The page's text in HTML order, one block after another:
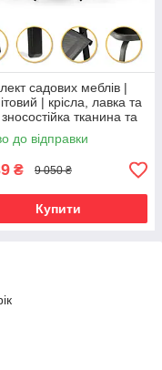
садових меблів |
| крісла, лавка та
зносостійка тканина та
конструкція | LEOBRO
| для
до відправки
₴ 9 050 ₴
Купити